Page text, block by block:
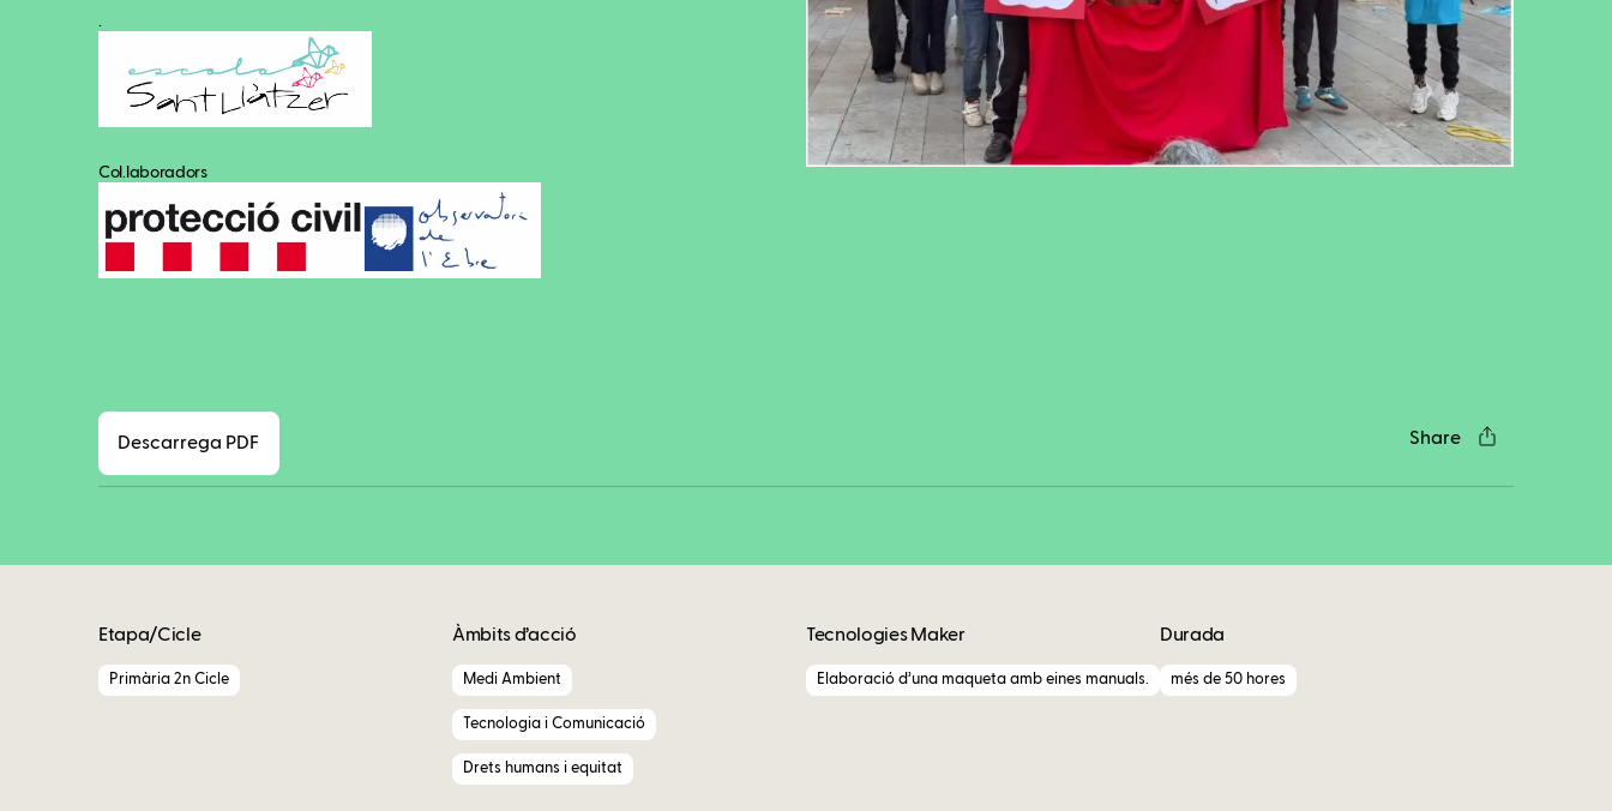
Col.laboradors
Descarrega PDF Share
Etapa/Cicle
Primària 2n Cicle
Àmbits d’acció
Medi Ambient
Tecnologia i Comunicació
Drets humans i equitat
Tecnologies Maker
Elaboració d’una maqueta amb eines manuals.
Durada
més de 50 hores